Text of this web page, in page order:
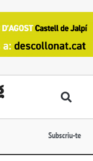
Subscriu-te